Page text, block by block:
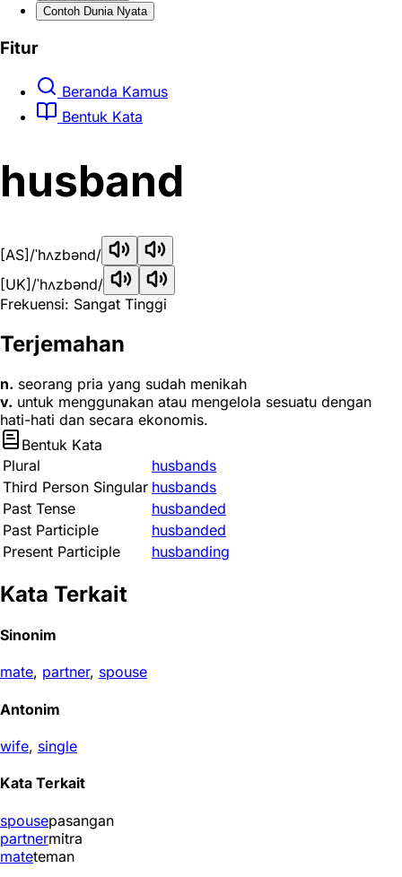
Contoh Dunia Nyata
Fitur
Beranda Kamus
Bentuk Kata
husband
[AS] /ˈhʌzbənd/
[UK] /ˈhʌzbənd/
Frekuensi: Sangat Tinggi
Terjemahan
n. seorang pria yang sudah menikah
v. untuk menggunakan atau mengelola sesuatu dengan
hati-hati dan secara ekonomis.
Bentuk Kata
Plural
husbands
Third Person Singular husbands
Past Tense
husbanded
Past Participle
husbanded
Present Participle
husbanding
Kata Terkait
Sinonim
mate, partner, spouse
Antonim
wife, single
Kata Terkait
spousepasangan
partnermitra
mateteman